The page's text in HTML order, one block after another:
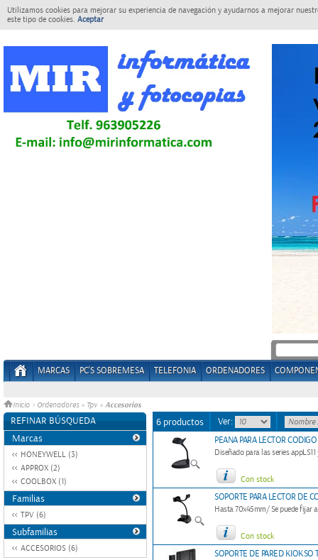
Utilizamos cookies para mejorar su experiencia de navegación y ayudarnos a mejorar
este tipo de cookies. Aceptar
MARCAS PC'S SOBREMESA TELEFONIA ORDENADORES
Inicio > Ordenadores » Tpv » Accesorios
REFINAR BÚSQUEDA
Marcas
HONEYWELL (3)
APPROX (2)
COOLBOX (1)
Familias
TPV (6)
Subfamilias
ACCESORIOS (6)
6 productos Ver:
PEANA PARA LECTOR
Diseñado para las series appLS11
Con stock
SOPORTE PARA LECTOR DE
Hasta 70x45mm/ Se puede fijar
Con stock
SOPORTE DE PARED KIOKSO